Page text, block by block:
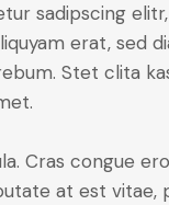
sadipscing
erat, sed
Stet clita
Cras congue
at est vitae,